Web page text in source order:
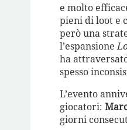
e molto
pieni di loot e
però una
l’espansione
ha
spesso
L’evento
giocatori:
giorni